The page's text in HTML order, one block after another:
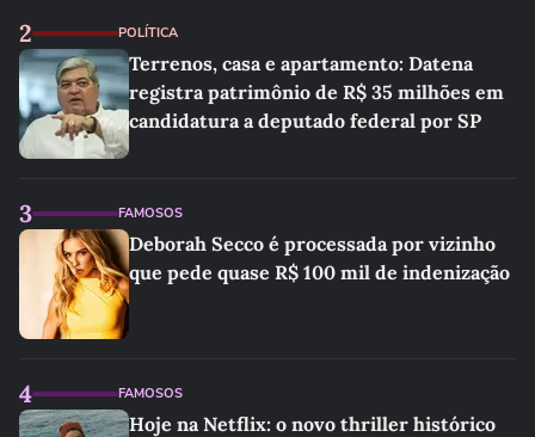
2 POLÍTICA
Terrenos, casa e apartamento: Datena
registra patrimônio de R$ 35 milhões em
candidatura a deputado federal por SP
3 FAMOSOS
Deborah Secco é processada por vizinho
que pede quase R$ 100 mil de indenização
4 FAMOSOS
Hoje na Netflix: o novo thriller histórico